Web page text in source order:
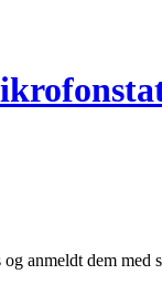
anmeldt dem